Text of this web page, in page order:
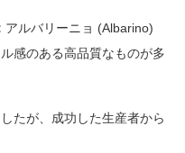
アルバリーニョ (Albarino)
感のある高品質なものが多
たが、成功した生産者から